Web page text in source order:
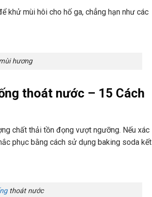
khử mùi hôi cho hố ga, chẳng hạn như các
hương
thoát nước – 15 Cách
chất thải tồn đọng vượt ngưỡng. Nếu xác
phục bằng cách sử dụng baking soda kết
thoát nước